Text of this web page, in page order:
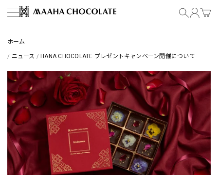
コンテンツにスキップ
MAAHA CHOCOLATE
ホーム
/ ニュース /HANA CHOCOLATE プレゼントキャンペーン開催について